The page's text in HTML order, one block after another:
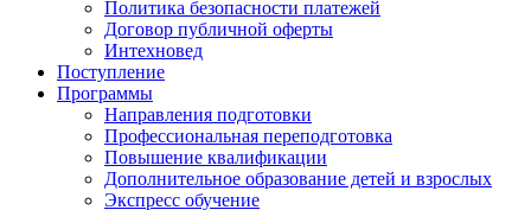
Политика безопасности платежей
Договор публичной оферты
Интехновед
Поступление
Программы
Направления подготовки
Профессиональная переподготовка
Повышение квалификации
Дополнительное образование детей и взрослых
Экспресс обучение